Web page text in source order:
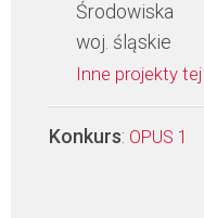
Środowiska
woj. śląskie
Inne projekty
Konkurs: OPUS 1